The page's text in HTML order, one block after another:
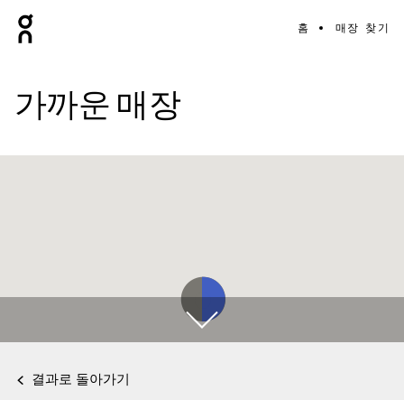
홈 매장 찾기
가까운 매장
결과로 돌아가기